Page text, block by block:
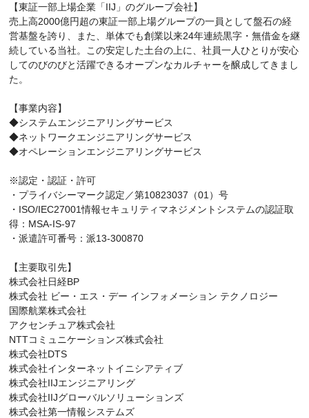
【東証一部上場企業「IIJ」のグループ会社】
売上高2000億円超の東証一部上場グループの一員として盤石の経
営基盤を誇り、また、単体でも創業以来24年連続黒字・無借金を継
続している当社。この安定した土台の上に、社員一人ひとりが安心
してのびのびと活躍できるオープンなカルチャーを醸成してきまし
た。
【事業内容】
◆システムエンジニアリングサービス
◆ネットワークエンジニアリングサービス
◆オペレーションエンジニアリングサービス
※認定・認証・許可
・プライバシーマーク認定／第10823037（01）号
・ISO/IEC27001情報セキュリティマネジメントシステムの認証取
得：MSA-IS-97
・派遣許可番号：派13-300870
【主要取引先】
株式会社日経BP
株式会社 ビー・エス・デー インフォメーション テクノロジー
国際航業株式会社
アクセンチュア株式会社
NTTコミュニケーションズ株式会社
株式会社DTS
株式会社インターネットイニシアティブ
株式会社IIJエンジニアリング
株式会社IIJグローバルソリューションズ
株式会社第一情報システムズ